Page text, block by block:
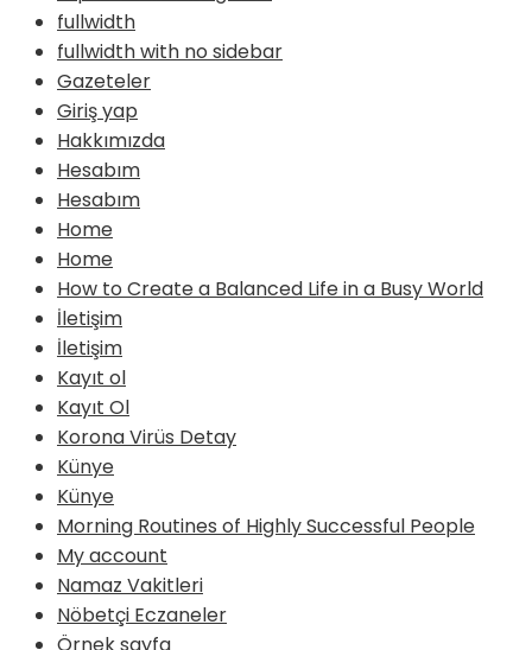
fullwidth
fullwidth with no sidebar
Gazeteler
Giriş yap
Hakkımızda
Hesabım
Hesabım
Home
Home
How to Create a Balanced Life in a Busy World
İletişim
İletişim
Kayıt ol
Kayıt Ol
Korona Virüs Detay
Künye
Künye
Morning Routines of Highly Successful People
My account
Namaz Vakitleri
Nöbetçi Eczaneler
Örnek sayfa